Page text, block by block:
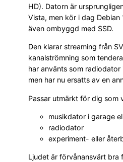
HD). Datorn är
Vista, men kör i dag Debian
även ombyggd med SSD.
Den klarar streaming från
kanalströmning som
har använts som
men har nu ersatts av en
Passar utmärkt för dig som
musikdator i garage
radiodator
experiment- eller
Ljudet är förvånansvärt bra